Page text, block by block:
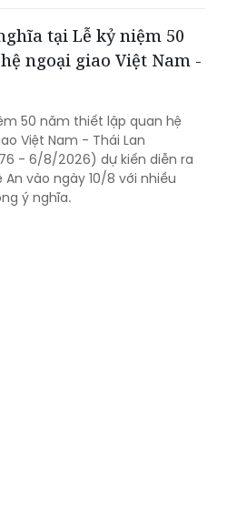
tại Lễ kỷ niệm 50
ngoại giao Việt Nam -
50 năm thiết lập quan hệ
Việt Nam - Thái Lan
- 6/8/2026) dự kiến diễn ra
An vào ngày 10/8 với nhiều
ý nghĩa.